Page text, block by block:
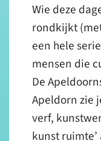
Wie deze
rondkijkt
een hele
mensen die
De
Apeldorn zie
verf,
kunst